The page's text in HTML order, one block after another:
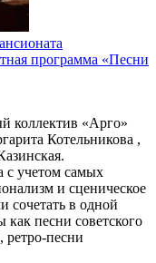
программа «Песни
коллектив «Арго»
Котельникова ,
с учетом самых
и сценическое
сочетать в одной
песни советского
ретро-песни